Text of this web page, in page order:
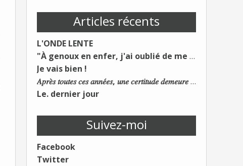
Articles récents
L'ONDE LENTE
"À genoux en enfer, j'ai oublié de me taire"
Je vais bien !
𝐴𝑝𝑟𝑒̀𝑠 𝑡𝑜𝑢𝑡𝑒𝑠 𝑐𝑒𝑠 𝑎𝑛𝑛𝑒́𝑒𝑠, 𝑢𝑛𝑒 𝑐𝑒𝑟𝑡𝑖𝑡𝑢𝑑𝑒 𝑑𝑒𝑚𝑒𝑢𝑟𝑒 : 𝐿𝑒 𝑚𝑜𝑛𝑑𝑒 𝑑𝑢 𝑡𝑟𝑎𝑣𝑎𝑖𝑙 𝑐ℎ𝑎𝑛𝑔𝑒. 𝐿𝑒𝑠 𝑐𝑜𝑛𝑠 𝑠'𝑎𝑑𝑎𝑝𝑡𝑒𝑛𝑡 :)
Le. dernier jour
Suivez-moi
Facebook
Twitter